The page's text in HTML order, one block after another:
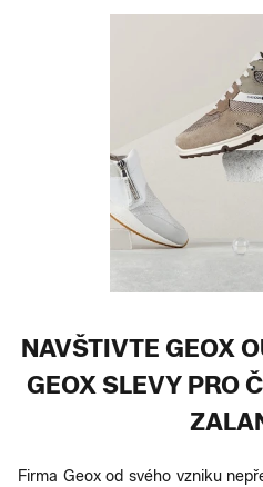
NAVŠTIVTE GEOX
GEOX SLEVY PRO
Firma Geox od svého vzniku